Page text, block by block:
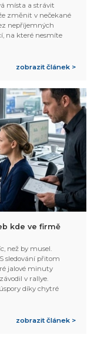
místa a strávit
změnit v nečekané
nepříjemných
na které nesmíte
zobrazit článek >
kde ve firmě
než by musel.
sledování přitom
jalové minuty
v rallye.
díky chytré
zobrazit článek >